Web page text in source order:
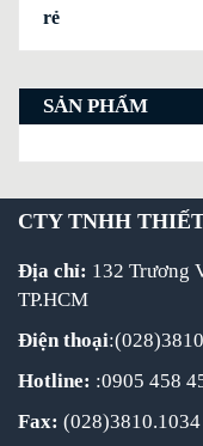
rẻ
SẢN PHẨM
CTY TNHH
Địa chỉ: 132 Trương
TP.HCM
Điện thoại
Hotline: :0905 458
Fax: (028)3810.1034